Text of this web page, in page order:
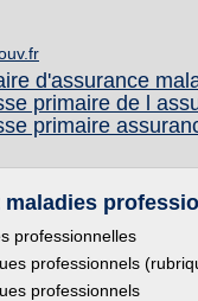
d'assurance
primaire de l
primaire
professionnelles
professionnels
professionnels